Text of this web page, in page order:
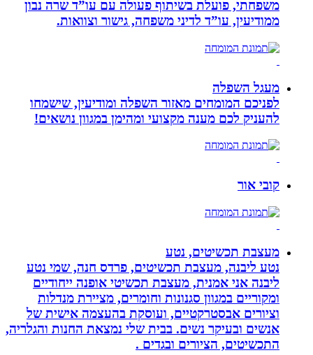
משפחתי, פועלת בשיתוף פעולה עם עו”ד שרה נבון
ממודיעין, עו”ד לדיני משפחה, גישור וצוואות.
מעגל השפלה
לפניכם המומחים מאזור השפלה ומודיעין, שישמחו
להעניק לכם מענה מקצועי ומהימן במגוון נושאים!
קובי אור
מעצבת תכשיטים, נטע
נטע ליבנה, מעצבת תכשיטים, פרדס חנה, שמי נטע
ליבנה אני אמנית, מעצבת תכשיטי אופנה ייחודיים
ומקוריים במגוון סגנונות וחומרים, מציירת מנדלות
וציורים אבסטרקטיים, ועוסקת בהעצמה אישית של
אנשים ובעיקר נשים. בבית שלי נמצאת החנות והגלריה,
התכשיטים, הציורים ובגדים .